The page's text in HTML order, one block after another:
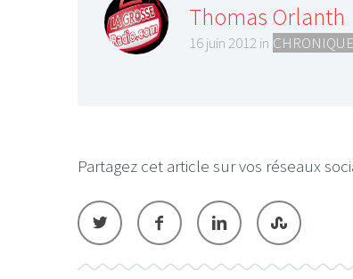
Thomas Orlanth
16 juin 2012 in
Partagez cet article sur vos réseaux